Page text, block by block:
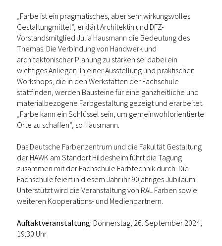
„Farbe ist ein pragmatisches, aber sehr wirkungsvolles
Gestaltungmittel“, erklärt Architektin und DFZ-
Vorstandsmitglied Julia Hausmann die Bedeutung des
Themas. Die Verbindung von Handwerk und
architektonischer Planung zu stärken sei dabei ein
wichtiges Anliegen. In einer Ausstellung und praktischen
Workshops, die in den Werkstätten der Fachschule
stattfinden, werden Bausteine für eine ganzheitliche und
materialbezogene Farbgestaltung gezeigt und erarbeitet.
„Farbe kann ein Schlüssel sein, um gemeinwohlorientierte
Orte zu schaffen“, so Hausmann.
Das Deutsche Farbenzentrum und die Fakultät Gestaltung
der HAWK am Standort Hildesheim führt die Tagung
zusammen mit der Fachschule Farbtechnik durch. Die
Fachschule feiert in diesem Jahr ihr 90jähriges Jubiläum.
Unterstützt wird die Veranstaltung von RAL Farben sowie
weiteren Kooperations- und Medienpartnern.
Auftaktveranstaltung: Donnerstag, 26. September 2024,
19:30 Uhr